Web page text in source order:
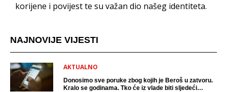
korijene i povijest te su važan dio našeg identiteta.
NAJNOVIJE VIJESTI
AKTUALNO
Donosimo sve poruke zbog kojih je Beroš u zatvoru.
Kralo se godinama. Tko će iz vlade biti sljedeći